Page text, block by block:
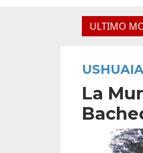
ULTIMO
Propiedad Privada
USHUAIA
La